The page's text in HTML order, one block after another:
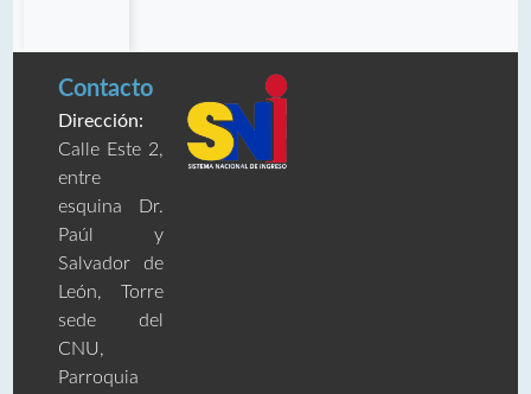
Contacto
Dirección:
Calle Este 2,
entre
esquina Dr.
Paúl y
Salvador de
León, Torre
sede del
CNU,
Parroquia